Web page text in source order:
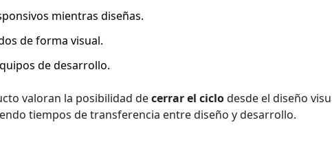
mientras diseñas.
de forma visual.
de desarrollo.
valoran la posibilidad decerrar el ciclodesde el diseño
tiempos de transferencia entre diseño y desarrollo.